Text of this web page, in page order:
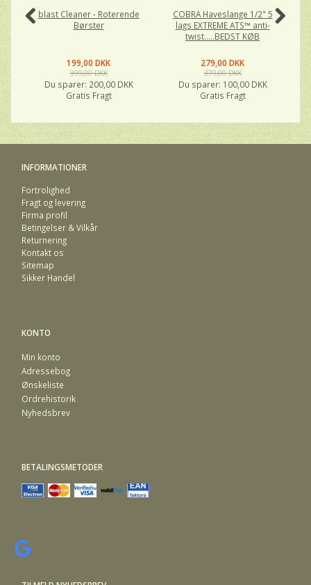
blast Cleaner - Roterende
Børster
199,00 DKK
399,00 DKK
Du sparer: 200,00 DKK
Gratis Fragt
COBRA Haveslange 1/2" 5
lags EXTREME ATS™ anti-
twist.....BEDST KØB
279,00 DKK
379,00 DKK
Du sparer: 100,00 DKK
Gratis Fragt
INFORMATIONER
Fortrolighed
Fragt og levering
Firma profil
Betingelser & Vilkår
Returnering
Kontakt os
Sitemap
Sikker Handel
KONTO
Min konto
Adressebog
Ønskeliste
Ordrehistorik
Nyhedsbrev
BETALINGSMETODER